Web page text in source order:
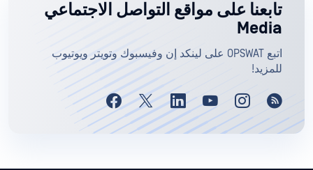
تابعنا على مواقع التواصل الاجتماعي
Media
اتبع OPSWAT على لينكد إن وفيسبوك وتويتر ويوتيوب
للمزيد!